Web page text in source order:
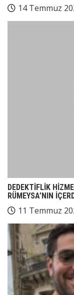
14 Temmuz
DEDEKTİFLİK
RÜMEYSA’NIN
11 Temmuz